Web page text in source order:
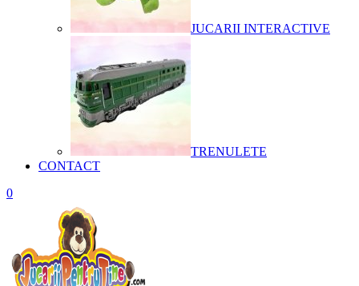
JUCARII INTERACTIVE
TRENULETE
CONTACT
0